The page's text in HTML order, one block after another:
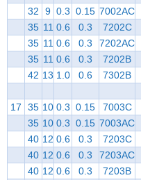
32
9 0.3 0.15 7002AC
35 11 0.6 0.3 7202C
35 11 0.6 0.3 7202AC
35 11 0.6 0.3 7202B
42 13 1.0 0.6 7302B
17 35 10 0.3 0.15 7003C
35 10 0.3 0.15 7003AC
40 12 0.6 0.3 7203C
40 12 0.6 0.3 7203AC
40 12 0.6 0.3 7203B